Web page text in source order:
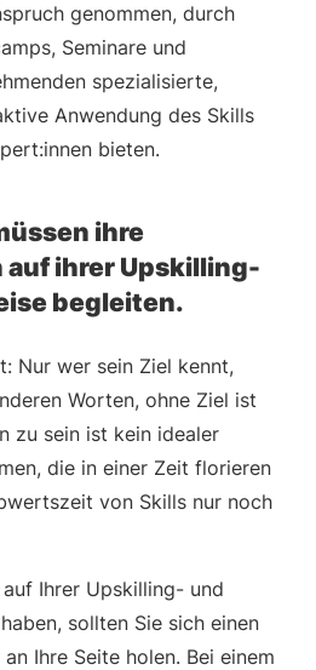
genommen, durch
Seminare und
spezialisierte,
Anwendung des Skills
bieten.
ihre
ihrer Upskilling-
begleiten.
Nur wer sein Ziel kennt,
Worten, ohne Ziel ist
zu sein ist kein idealer
die in einer Zeit florieren
von Skills nur noch
Ihrer Upskilling- und
sollten Sie sich einen
Ihre Seite holen. Bei einem